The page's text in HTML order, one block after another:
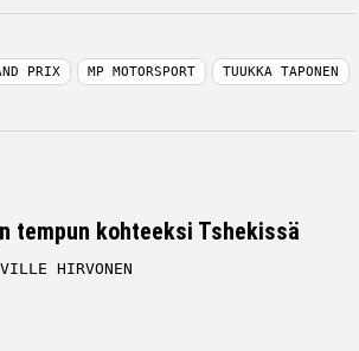
PRIX MP MOTORSPORT TUUKKA TAPONEN
tempun kohteeksi Tshekissä
VILLE HIRVONEN